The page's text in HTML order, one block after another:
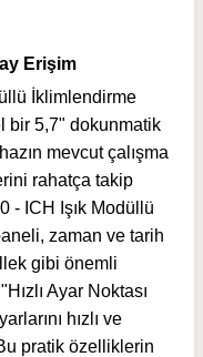
Erişim
İklimlendirme
bir 5,7" dokunmatik
mevcut çalışma
rahatça takip
- ICH Işık Modüllü
zaman ve tarih
gibi önemli
Ayar Noktası
hızlı ve
pratik özelliklerin